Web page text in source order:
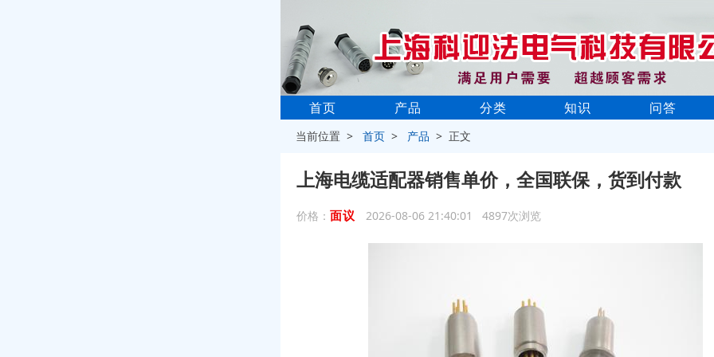
首页 产品 分类 知识 问答
当前位置 >首页 > 产品 > 正文
上海电缆适配器销售单价，全国联保，货到付款
价格： 面议 2026-08-06 21:40:01 4897次浏览